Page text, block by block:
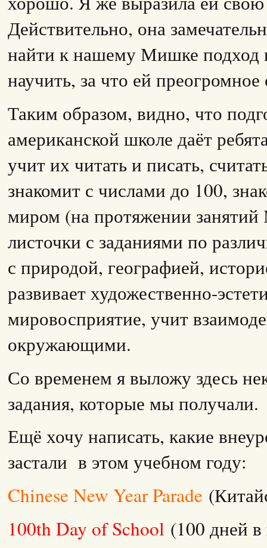
Действительно, она
найти к нашему Мишке подход
научить, за что ей преогромное
Таким образом, видно, что
американской школе даёт
учит их читать и писать,
знакомит с числами до 100,
миром (на протяжении
листочки с заданиями по
с природой, географией,
развивает художественно-
мировосприятие, учит
окружающими.
Со временем я выложу здесь
задания, которые мы получали.
Ещё хочу написать, какие
застали в этом учебном году:
Chinese New Year Parade
100th Day of School (100 дней